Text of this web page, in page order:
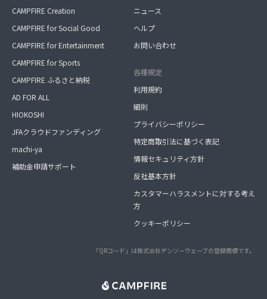
CAMPFIRE Creation
CAMPFIRE for Social Good
CAMPFIRE for Entertainment
CAMPFIRE for Sports
CAMPFIRE ふるさと納税
AD FOR ALL
HIOKOSHI
JFAクラウドファンディング
machi-ya
補助金申請サポート
ニュース
ヘルプ
お問い合わせ
各種規定
利用規約
細則
プライバシーポリシー
特定商取引法に基づく表記
情報セキュリティ方針
反社基本方針
カスタマーハラスメントに対する考え
方
クッキーポリシー
「QRコード」は株式会社デンソーウェーブの登録商標です。